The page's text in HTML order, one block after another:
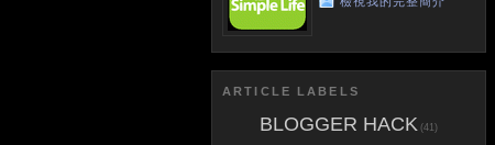
ARTICLE LABELS
BLOGGER HACK (41)